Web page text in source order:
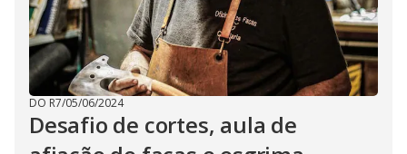
DO R7/05/06/2024
Desafio de cortes, aula de